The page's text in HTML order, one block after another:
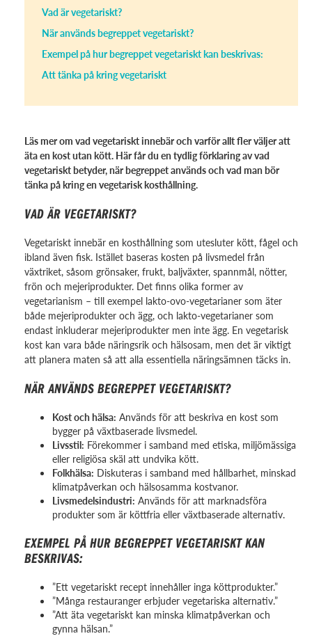
Vad är vegetariskt?
När används begreppet vegetariskt?
Exempel på hur begreppet vegetariskt kan beskrivas:
Att tänka på kring vegetariskt
Läs mer om vad vegetariskt innebär och varför allt fler väljer att
äta en kost utan kött. Här får du en tydlig förklaring av vad
vegetariskt betyder, när begreppet används och vad man bör
tänka på kring en vegetarisk kosthållning.
VAD ÄR VEGETARISKT?
Vegetariskt innebär en kosthållning som utesluter kött, fågel och
ibland även fisk. Istället baseras kosten på livsmedel från
växtriket, såsom grönsaker, frukt, baljväxter, spannmål, nötter,
frön och mejeriprodukter. Det finns olika former av
vegetarianism – till exempel lakto-ovo-vegetarianer som äter
både mejeriprodukter och ägg, och lakto-vegetarianer som
endast inkluderar mejeriprodukter men inte ägg. En vegetarisk
kost kan vara både näringsrik och hälsosam, men det är viktigt
att planera maten så att alla essentiella näringsämnen täcks in.
NÄR ANVÄNDS BEGREPPET VEGETARISKT?
Kost och hälsa: Används för att beskriva en kost som
bygger på växtbaserade livsmedel.
Livsstil: Förekommer i samband med etiska, miljömässiga
eller religiösa skäl att undvika kött.
Folkhälsa: Diskuteras i samband med hållbarhet, minskad
klimatpåverkan och hälsosamma kostvanor.
Livsmedelsindustri: Används för att marknadsföra
produkter som är köttfria eller växtbaserade alternativ.
EXEMPEL PÅ HUR BEGREPPET VEGETARISKT KAN
BESKRIVAS:
”Ett vegetariskt recept innehåller inga köttprodukter.”
”Många restauranger erbjuder vegetariska alternativ.”
”Att äta vegetariskt kan minska klimatpåverkan och
gynna hälsan.”